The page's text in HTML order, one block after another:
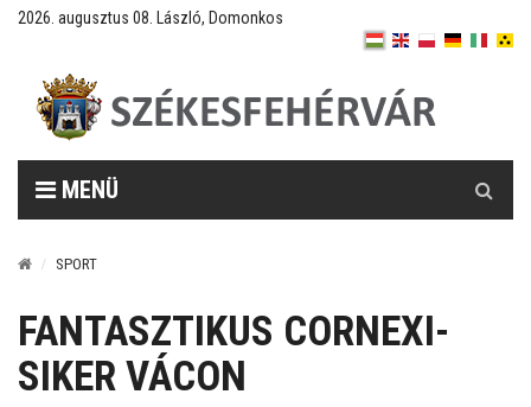
2026. augusztus 08. László, Domonkos
MENÜ
SPORT
FANTASZTIKUS CORNEXI-
SIKER VÁCON